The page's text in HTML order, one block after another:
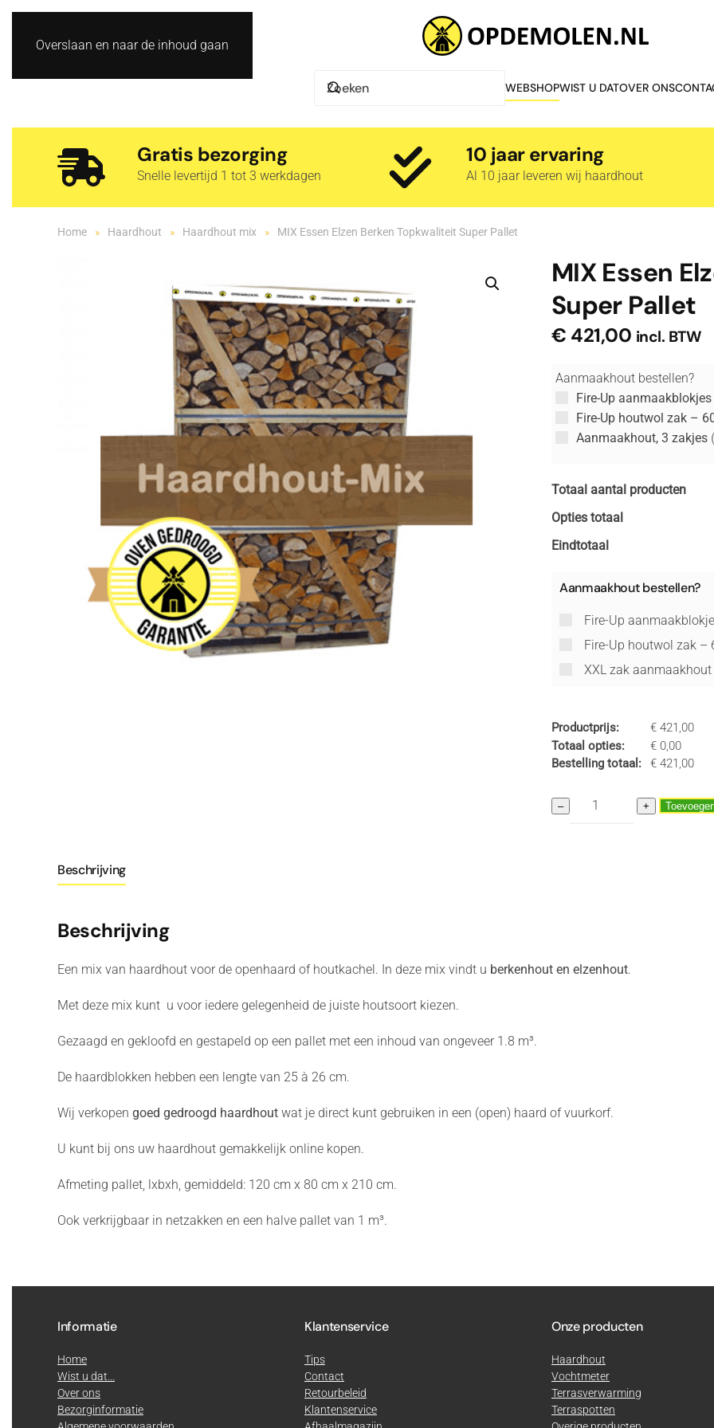
Overslaan en naar de inhoud gaan
WEBSHOPWIST U DATOVER ONS
Gratis bezorging
Snelle levertijd 1 tot 3 werkdagen
10 jaar ervaring
Al 10 jaar leveren wij haardhout
Home Haardhout Haardhout mix MIX Essen Elzen Berken Topkwaliteit Super Pallet
MIX Essen
Super Pallet
€ 421,00 incl. BTW
Aanmaakhout bestellen?
Fire-Up
Fire-Up houtwol zak –
Aanmaakhout, 3 zakjes
Totaal aantal producten
Opties totaal
Eindtotaal
Aanmaakhout bestellen?
Fire-Up
Fire-Up houtwol zak –
XXL zak aanmaakhout
Productprijs: € 421,00
Totaal opties:
€ 0,00
Bestelling totaal:
€ 421,00
–
MIX
Essen
+
Beschrijving
Beschrijving
Een mix van haardhout voor de openhaard of houtkachel. In deze mix vindt u berkenhout en elzenhout.
Met deze mix kunt u voor iedere gelegenheid de juiste houtsoort kiezen.
Gezaagd en gekloofd en gestapeld op een pallet met een inhoud van ongeveer 1.8 m³.
De haardblokken hebben een lengte van 25 à 26 cm.
Wij verkopen goed gedroogd haardhout wat je direct kunt gebruiken in een (open) haard of vuurkorf.
U kunt bij ons uw haardhout gemakkelijk online kopen.
Afmeting pallet, lxbxh, gemiddeld: 120 cm x 80 cm x 210 cm.
Ook verkrijgbaar in netzakken en een halve pallet van 1 m³.
Informatie
Home
Wist u dat...
Over ons
Bezorginformatie
Klantenservice
Tips
Contact
Retourbeleid
Klantenservice
Onze producten
Haardhout
Vochtmeter
Terrasverwarming
Terraspotten